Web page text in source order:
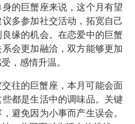
的巨蟹座来说，这个月有望
多参加社交活动，拓宽自己
缘的机会。在恋爱中的巨蟹
会更加融洽，双方能够更加
，感情升温。
往的巨蟹座，本月可能会面
都是生活中的调味品。关键
避免因为小事而产生误会。